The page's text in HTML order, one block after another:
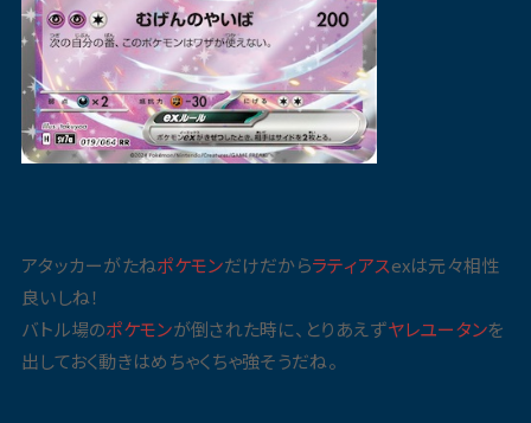
アタッカーがたねポケモンだけだからラティアスexは元々相性
良いしね！
バトル場のポケモンが倒された時に、とりあえずヤレユータンを
出しておく動きはめちゃくちゃ強そうだね。